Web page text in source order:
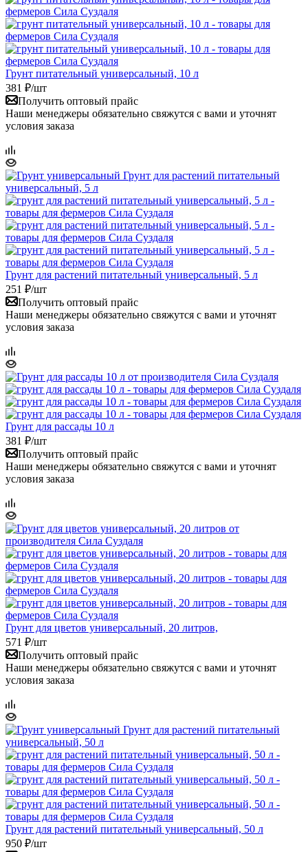
Грунт питательный универсальный, 10 л
381 ₽/шт
Получить оптовый прайс
Наши менеджеры обязательно свяжутся с вами и уточнят
условия заказа
Грунт для растений питательный универсальный, 5 л
251 ₽/шт
Получить оптовый прайс
Наши менеджеры обязательно свяжутся с вами и уточнят
условия заказа
Грунт для рассады 10 л
381 ₽/шт
Получить оптовый прайс
Наши менеджеры обязательно свяжутся с вами и уточнят
условия заказа
Грунт для цветов универсальный, 20 литров,
571 ₽/шт
Получить оптовый прайс
Наши менеджеры обязательно свяжутся с вами и уточнят
условия заказа
Грунт для растений питательный универсальный, 50 л
950 ₽/шт